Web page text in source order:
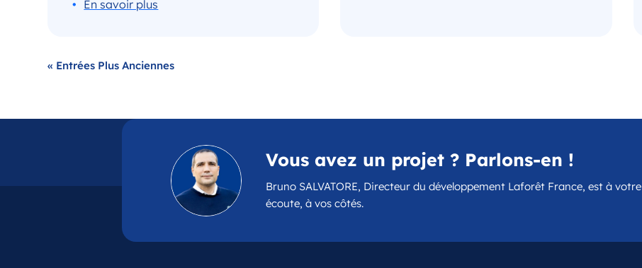
« Entrées Plus Anciennes
Vous avez un projet ? Parlons-en !
Bruno SALVATORE, Directeur du développement Laforêt France, est à votre
écoute, à vos côtés.